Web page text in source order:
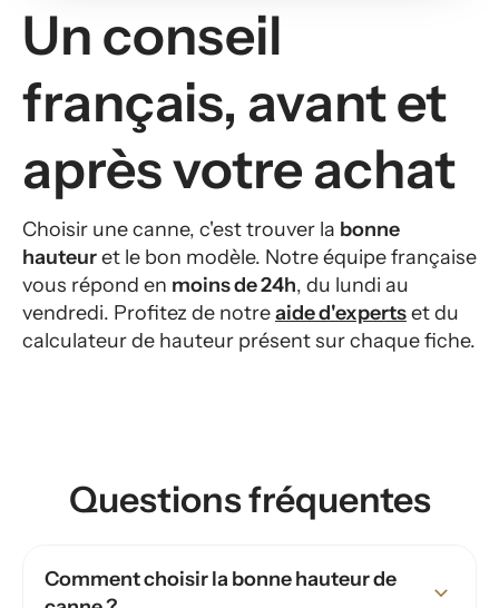
Un conseil
français, avant et
après votre achat
Choisir une canne, c'est trouver la bonne
hauteuret le bon modèle. Notre équipe française
vous répond en moins de 24h, du lundi au
vendredi. Profitez de notreaide d'expertset du
calculateur de hauteur présent sur chaque fiche.
Questions fréquentes
Comment choisir la bonne hauteur de